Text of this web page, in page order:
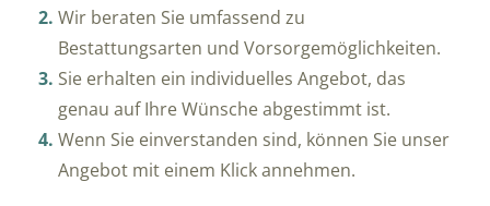
Wir beraten Sie umfassend zu
Bestattungsarten und Vorsorgemöglichkeiten.
Sie erhalten ein individuelles Angebot, das
genau auf Ihre Wünsche abgestimmt ist.
Wenn Sie einverstanden sind, können Sie unser
Angebot mit einem Klick annehmen.